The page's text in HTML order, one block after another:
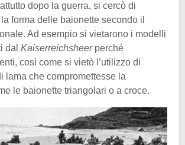
dopo la guerra, si cercò di
forma delle baionette secondo il
Ad esempio si vietarono i modelli
dal Kaiserreichsheer perché
così come si vietò l’utilizzo di
lama che compromettesse la
le baionette triangolari o a croce.